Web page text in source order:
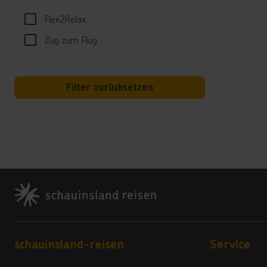
Flex2Relax
Zug zum Flug
Filter zurücksetzen
Star
Star
Footer
Footer navigation
schauinsland-reisen Service